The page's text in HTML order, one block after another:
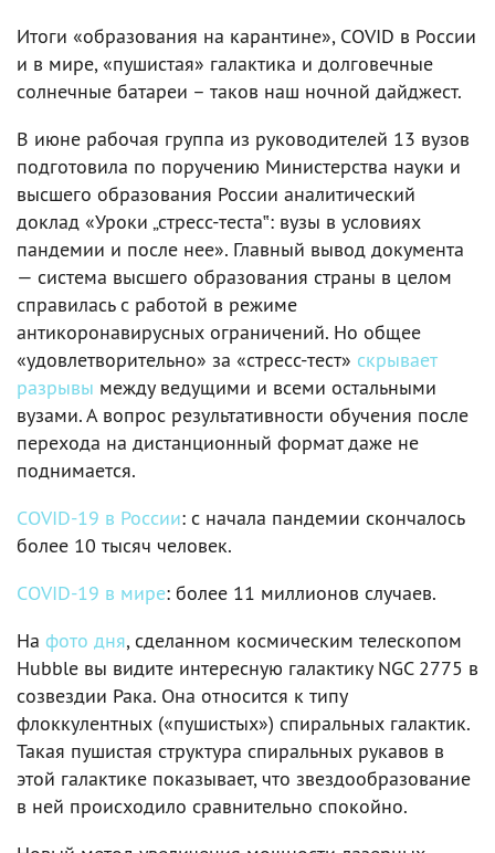
Итоги «образования на карантине», COVID в России
и в мире, «пушистая» галактика и долговечные
солнечные батареи – таков наш ночной дайджест.
В июне рабочая группа из руководителей 13 вузов
подготовила по поручению Министерства науки и
высшего образования России аналитический
доклад «Уроки „стресс-теста‟: вузы в условиях
пандемии и после нее». Главный вывод документа
— система высшего образования страны в целом
справилась с работой в режиме
антикоронавирусных ограничений. Но общее
«удовлетворительно» за «стресс-тест» скрывает
разрывы между ведущими и всеми остальными
вузами. А вопрос результативности обучения после
перехода на дистанционный формат даже не
поднимается.
COVID-19 в России: с начала пандемии скончалось
более 10 тысяч человек.
COVID-19 в мире: более 11 миллионов случаев.
На фото дня, сделанном космическим телескопом
Hubble вы видите интересную галактику NGC 2775 в
созвездии Рака. Она относится к типу
флоккулентных («пушистых») спиральных галактик.
Такая пушистая структура спиральных рукавов в
этой галактике показывает, что звездообразование
в ней происходило сравнительно спокойно.